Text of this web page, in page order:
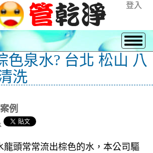
登入
色泉水? 台北 松山 八
洗
例
龍頭常常流出棕色的水，本公司驅